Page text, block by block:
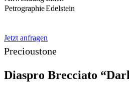
PetrographieEdelstein
Jetzt anfragen
Precioustone
Diaspro Brecciato